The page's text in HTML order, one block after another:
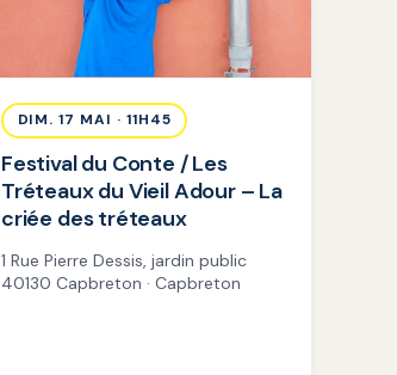
DIM. 17 MAI · 11H45
Festival du Conte / Les
Tréteaux du Vieil Adour – La
criée des tréteaux
1 Rue Pierre Dessis, jardin public
40130 Capbreton · Capbreton